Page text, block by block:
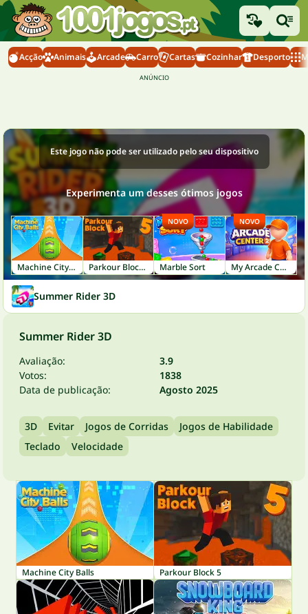
Acção Animais Arcade Carro Cartas Cozinhar Desporto
Este jogo não pode ser utilizado pelo seu dispositivo
Experimenta um desses ótimos jogos
Machine City Balls Parkour Block 5 Marble Sort
NOVO
My Arcade Center 2
NOVO
Summer Rider 3D
Summer Rider 3D
Avaliação:
3.9
Votos:
1838
Data de publicação:
Agosto 2025
3D Evitar Jogos de Corridas
Jogos de Habilidade
Teclado
Velocidade
Machine City Balls Parkour Block 5